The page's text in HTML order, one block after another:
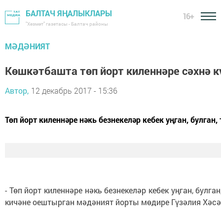
БАЛТАЧ ЯҢАЛЫКЛАРЫ
"Хезмәт" газетасы - Балтач районы
16+
МӘДӘНИЯТ
Көшкәтбашта төп йорт киленнәре сәхнә
Автор, 12 декабрь 2017 - 15:36
Төп йорт киленнәре нәкь безнекеләр кебек уңган,
- Төп йорт киленнәре нәкь безнекеләр кебек уңган,
кичәне оештырган мәдәният йорты мөдире Гүзәлия